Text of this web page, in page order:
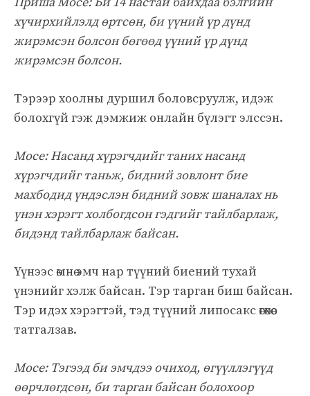
хүчирхийлэлд өртсөн, би үүний үр дүнд
жирэмсэн болсон бөгөөд үүний үр дүнд
жирэмсэн болсон.
Тэрээр хоолны дуршил боловсруулж, идэж
болохгүй гэж дэмжиж онлайн бүлэгт элссэн.
Мосе: Насанд хүрэгчдийг таних насанд
хүрэгчдийг таньж, бидний зовлонт бие
махбодид үндэслэн бидний зовж шаналах нь
үнэн хэрэгт холбогдсон гэдгийг тайлбарлаж,
бидэнд тайлбарлаж байсан.
Үүнээс өмнө эмч нар түүний биений тухай
үнэнийг хэлж байсан. Тэр тарган биш байсан.
Тэр идэх хэрэгтэй, тэд түүний липосакс өгөхөөс
татгалзав.
Мосе: Тэгээд би эмчдээ очиход, өгүүллэгүүд
өөрчлөгдсөн, би тарган байсан болохоор